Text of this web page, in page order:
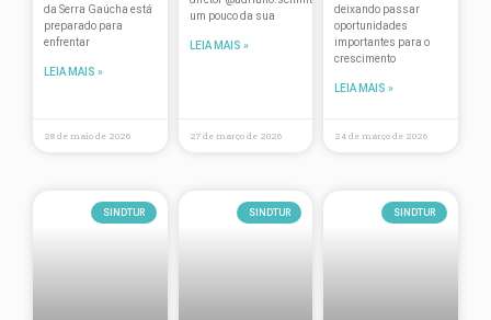
Travellers’ Choice
treinamentos
Vantagens associados
da Serra Gaúcha está
preparado para
enfrentar
LEIA MAIS »
28 de maio de 2026
um pouco da sua
LEIA MAIS »
27 de março de 2026
deixando passar
oportunidades
importantes para o
crescimento
LEIA MAIS »
24 de março de 2026
SINDTUR SINDTUR SINDTUR